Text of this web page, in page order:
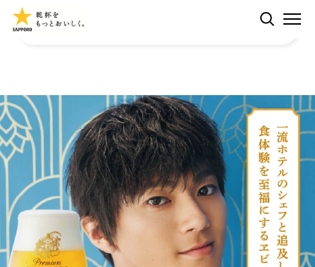
移
動
す
る
の
ン
検索する
CMギャラリー
ラインナップ
ラインナップ
ニュース